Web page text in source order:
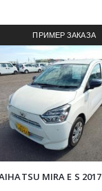
ПРИМЕР ЗАКАЗА
MIRA E S 2017